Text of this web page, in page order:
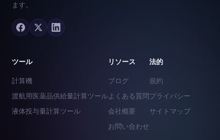
ます。
ツール
計算機
渡航用医薬品供給量計算ツール
液体投与量計算ツール
リソース
ブログ
よくある質問
会社概要
お問い合わせ
法的
規約
プライバシー
サイトマップ